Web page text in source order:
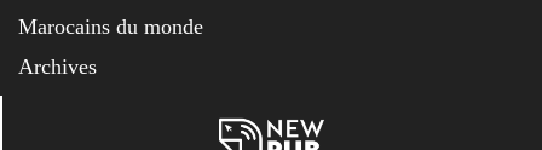
Marocains du monde
Archives